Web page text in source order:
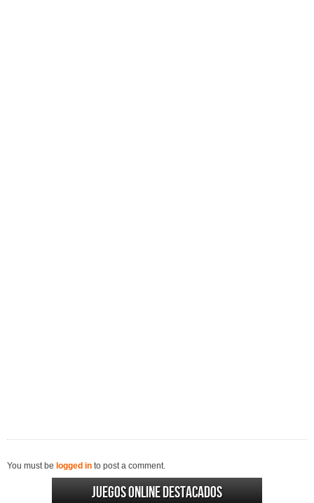
You must be logged in to post a comment.
Juegos online destacados